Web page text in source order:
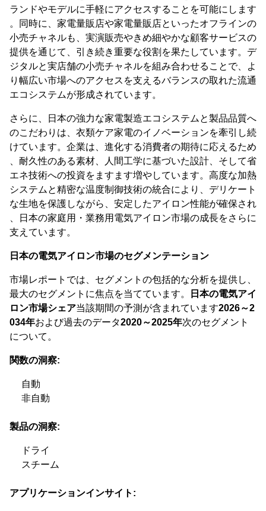
ランドやモデルに手軽にアクセスすることを可能にします
。同時に、家電量販店や家電量販店といったオフラインの
小売チャネルも、実演販売やきめ細やかな顧客サービスの
提供を通じて、引き続き重要な役割を果たしています。デ
ジタルと実店舗の小売チャネルを組み合わせることで、よ
り幅広い市場へのアクセスを支えるバランスの取れた流通
エコシステムが形成されています。
さらに、日本の強力な家電製造エコシステムと製品品質へ
のこだわりは、衣類ケア家電のイノベーションを牽引し続
けています。企業は、進化する消費者の期待に応えるため
、耐久性のある素材、人間工学に基づいた設計、そして省
エネ技術への投資をますます増やしています。高度な加熱
システムと精密な温度制御技術の統合により、デリケート
な生地を保護しながら、安定したアイロン性能が確保され
、日本の家庭用・業務用電気アイロン市場の成長をさらに
支えています。
日本の電気アイロン市場のセグメンテーション
市場レポートでは、セグメントの包括的な分析を提供し、
最大のセグメントに焦点を当てています。
日本の電気アイ
ロン市場シェア当該期間の予測が含まれています2026～2
034年および過去のデータ2020～2025年次のセグメント
について。
関数の洞察:
自動
非自動
製品の洞察:
ドライ
スチーム
アプリケーションインサイト: